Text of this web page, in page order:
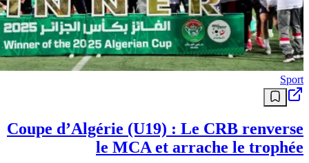
Sport
Coupe d’Algérie (U19) : Le CRB renverse
le MCA et arrache le trophée